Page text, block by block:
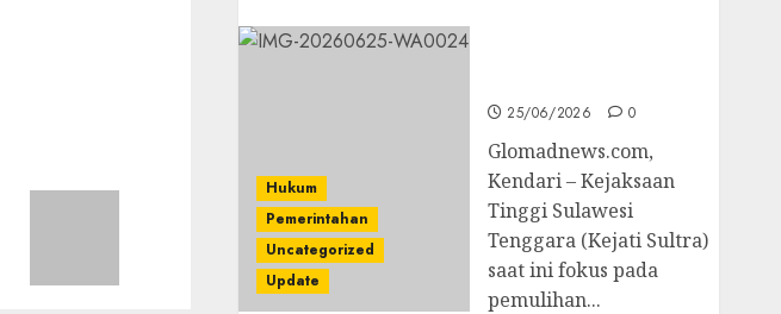
Hukum
Pemerintahan
Uncategorized
Update
25/06/2026 0
Glomadnews.com,
Kendari – Kejaksaan
Tinggi Sulawesi
Tenggara (Kejati Sultra)
saat ini fokus pada
pemulihan...